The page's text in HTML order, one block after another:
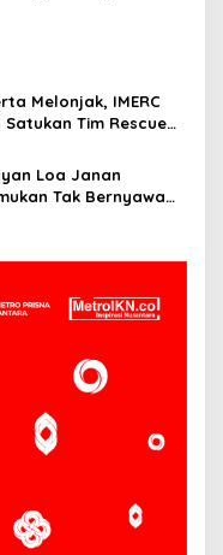
Melonjak, IMERC
Satukan Tim Rescue
Loa Janan
Tak Bernyawa